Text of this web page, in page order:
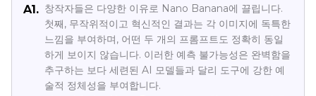
A1. 창작자들은 다양한 이유로 Nano Banana에 끌립니다.
첫째, 무작위적이고 혁신적인 결과는 각 이미지에 독특한
느낌을 부여하며, 어떤 두 개의 프롬프트도 정확히 동일
하게 보이지 않습니다. 이러한 예측 불가능성은 완벽함을
추구하는 보다 세련된 AI 모델들과 달리 도구에 강한 예
술적 정체성을 부여합니다.